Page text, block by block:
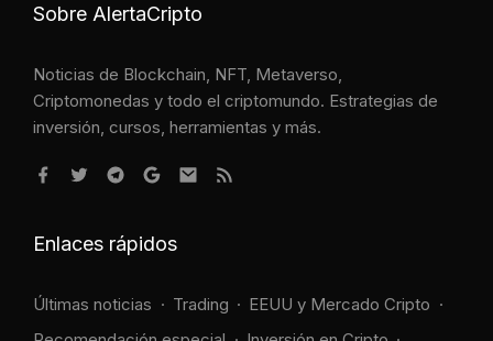
Sobre AlertaCripto
Noticias de Blockchain, NFT, Metaverso,
Criptomonedas y todo el criptomundo. Estrategias de
inversión, cursos, herramientas y más.
Enlaces rápidos
Últimas noticias Trading
EEUU y Mercado Cripto